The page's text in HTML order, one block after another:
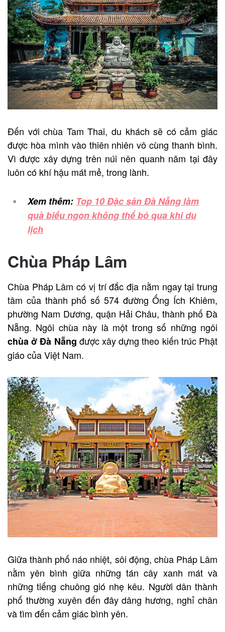
Đến với chùa Tam Thai, du khách sẽ có cảm giác
được hòa mình vào thiên nhiên vô cùng thanh bình.
Vì được xây dựng trên núi nên quanh năm tại đây
luôn có khí hậu mát mẻ, trong lành.
Xem thêm: Top 10 Đặc sản Đà Nẵng làm
quà biếu ngon không thể bỏ qua khi du
lịch
Chùa Pháp Lâm
Chùa Pháp Lâm có vị trí đắc địa nằm ngay tại trung
tâm của thành phố số 574 đường Ống Ích Khiêm,
phường Nam Dương, quận Hải Châu, thành phố Đà
Nẵng. Ngôi chùa này là một trong số những ngôi
chùa ở Đà Nẵng được xây dựng theo kiến trúc Phật
giáo của Việt Nam.
Giữa thành phố náo nhiệt, sôi động, chùa Pháp Lâm
nằm yên bình giữa những tán cây xanh mát và
những tiếng chuông gió nhẹ kêu. Người dân thành
phố thường xuyên đến đây dâng hương, nghỉ chân
và tìm đến cảm giác bình yên.